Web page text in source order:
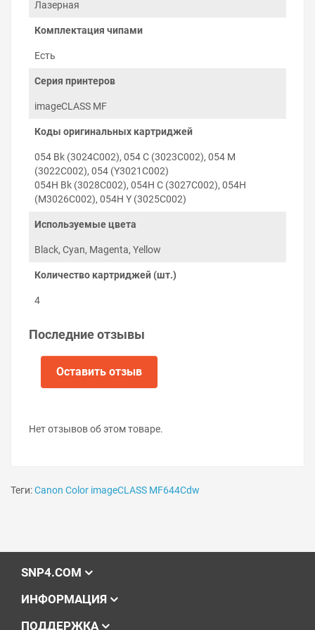
Новый картридж Canon Color imageCLASS MF644Cdw
уже заправлен порошком нужного цвета, который
закончится и картридж заправляется в сервисном
2–3 заправок требуется восстановление картриджа:
Картридж заправляется многократно — до появления
необратимых дефектов корпуса, после чего меняется
на новый. Продление жизненного цикла картриджа
Color imageCLASS
Лазерная
Комплектация чипами
Есть
Серия принтеров
imageCLASS MF
Коды оригинальных картриджей
054 Bk (3024C002), 054 C (3023C002), 054 M
(3022C002), 054 (Y3021C002)
054H Bk (3028C002), 054H C (3027C002), 054H
(M3026C002), 054H Y (3025C002)
Используемые цвета
Black, Cyan, Magenta, Yellow
Количество картриджей (шт.)
4
Последние отзывы
Оставить отзыв
Нет отзывов об этом товаре.
Теги:Canon Color imageCLASS MF644Cdw
SNP4.COM
ИНФОРМАЦИЯ
ПОДДЕРЖКА